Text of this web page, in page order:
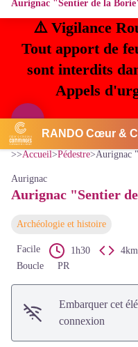
⚠️ Vigilance
Tout apport de
sont interdits
Appels
RANDO Cœur &
Aurignac "Sentier de la
CC Coeur
>>Accueil>Pédestre>Aurignac
Aurignac
Aurignac "Sentier
Archéologie et histoire
Facile 1h30 4km
Boucle
PR
Embarquer cet
connexion